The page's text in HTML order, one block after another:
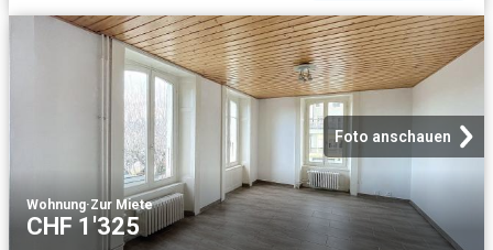
Foto anschauen
Wohnung·Zur Miete
CHF 1'325